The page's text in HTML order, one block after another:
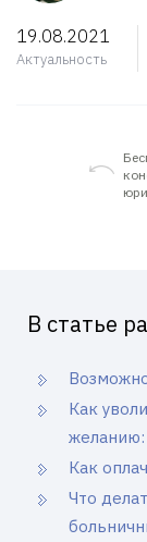
19.08.2021
Актуальность
В статье
Как
желанию:
Как
Что